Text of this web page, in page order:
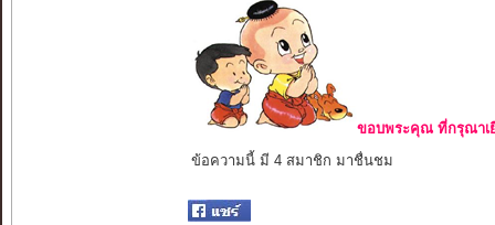
ขอบพระคุณ ที่กรุณาเ
ข้อความนี้ มี 4 สมาชิก มาชื่นชม